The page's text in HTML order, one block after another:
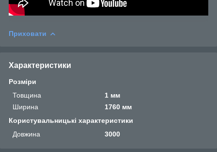
Приховати
Характеристики
Розміри
Товщина
1 мм
Ширина
1760 мм
Користувальницькі характеристики
Довжина
3000